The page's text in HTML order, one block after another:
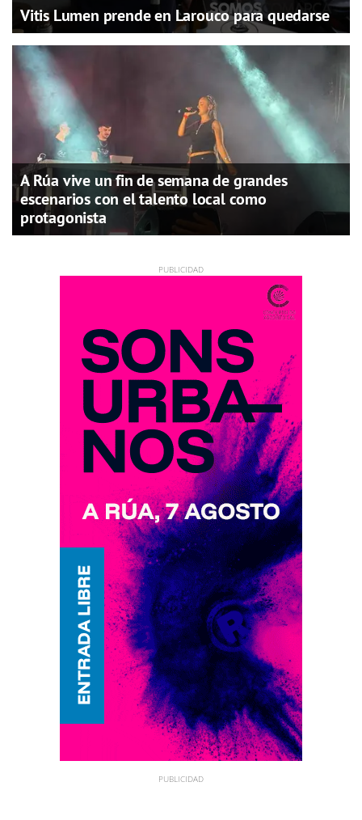
Vitis Lumen prende en Larouco para quedarse
A Rúa vive un fin de semana de grandes
escenarios con el talento local como
protagonista